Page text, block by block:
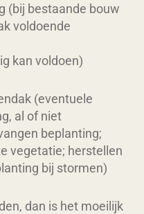
(bij bestaande bouw
voldoende
kan voldoen)
(eventuele
al of niet
beplanting;
vegetatie; herstellen
bij stormen)
dan is het moeilijk